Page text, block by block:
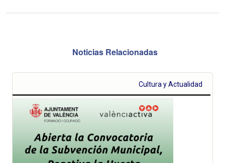
Noticias Relacionadas
Cultura y Actualidad